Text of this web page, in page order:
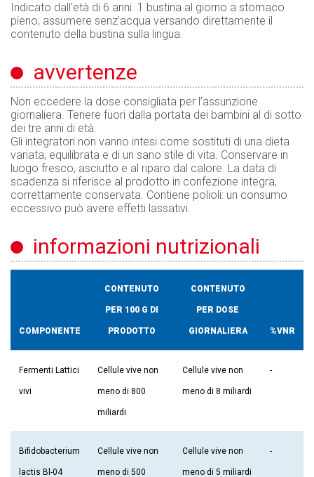
Indicato dall’età di 6 anni. 1 bustina al giorno a stomaco
pieno, assumere senz’acqua versando direttamente il
contenuto della bustina sulla lingua.
avvertenze
Non eccedere la dose consigliata per l’assunzione
giornaliera. Tenere fuori dalla portata dei bambini al di sotto
dei tre anni di età.
Gli integratori non vanno intesi come sostituti di una dieta
variata, equilibrata e di un sano stile di vita. Conservare in
luogo fresco, asciutto e al riparo dal calore. La data di
scadenza si riferisce al prodotto in confezione integra,
correttamente conservata. Contiene polioli: un consumo
eccessivo può avere effetti lassativi.
informazioni nutrizionali
COMPONENTE
CONTENUTO
PER 100 G DI
PRODOTTO
CONTENUTO
PER DOSE
GIORNALIERA %VNR
Fermenti Lattici
vivi
Cellule vive non
meno di 800
miliardi
Cellule vive non
meno di 8 miliardi
-
Bifidobacterium
lactis Bl-04
Cellule vive non
meno di 500
Cellule vive non
meno di 5 miliardi
-